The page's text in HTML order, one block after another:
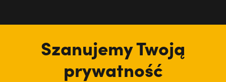
Szanujemy Twoją
prywatność